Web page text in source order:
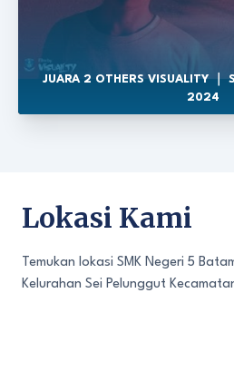
JUARA 2 OTHERS VISUALITY
2024
Lokasi Kami
Temukan lokasi SMK Negeri 5
Kelurahan Sei Pelunggut